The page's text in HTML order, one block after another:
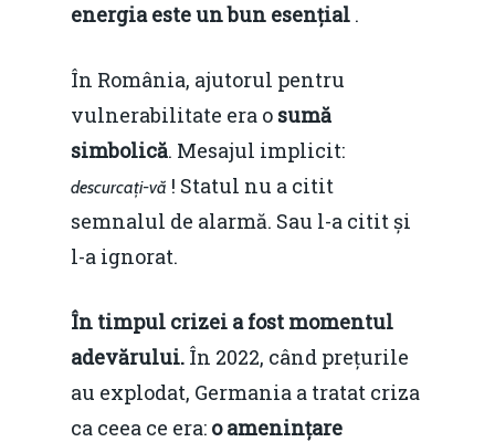
energia este un bun esențial .
În România, ajutorul pentru
vulnerabilitate era o sumă
simbolică. Mesajul implicit:
descurcați-vă ! Statul nu a citit
semnalul de alarmă. Sau l-a citit și
l-a ignorat.
În timpul crizei a fost momentul
adevărului. În 2022, când prețurile
au explodat, Germania a tratat criza
ca ceea ce era: o amenințare